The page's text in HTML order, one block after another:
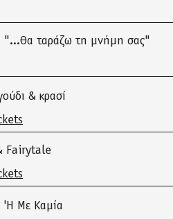
"...Θα ταράζω τη μνήμη σας"
& κρασί
Fairytale
Με Καμία